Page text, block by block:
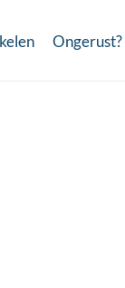
Ongerust?